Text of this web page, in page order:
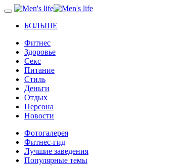
БОЛЬШЕ
Фитнес
Здоровье
Секс
Питание
Стиль
Деньги
Отдых
Персона
Новости
Фотогалерея
Фитнес-гид
Лучшие заведения
Популярные темы